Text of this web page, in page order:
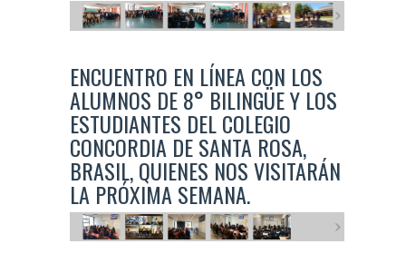
ENCUENTRO EN LÍNEA CON LOS
ALUMNOS DE 8° BILINGÜE Y LOS
ESTUDIANTES DEL COLEGIO
CONCORDIA DE SANTA ROSA,
BRASIL, QUIENES NOS VISITARÁN
LA PRÓXIMA SEMANA.